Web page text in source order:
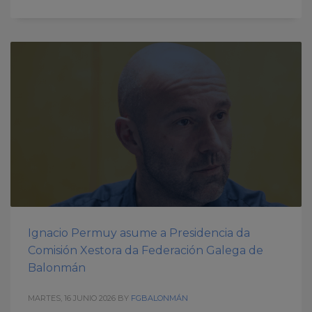
Ignacio Permuy asume a Presidencia da
Comisión Xestora da Federación Galega de
Balonmán
MARTES, 16 JUNIO 2026 BY FGBALONMÁN